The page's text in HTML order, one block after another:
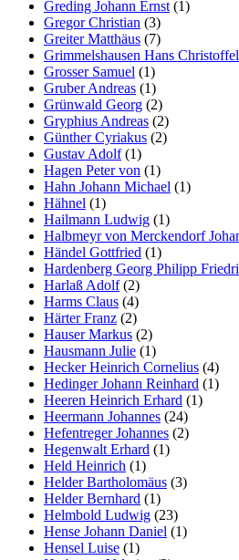
Greding Johann Ernst (1)
Gregor Christian (3)
Greiter Matthäus (7)
Grimmelshausen Hans
Grosser Samuel (1)
Gruber Andreas (1)
Grünwald Georg (2)
Gryphius Andreas (2)
Günther Cyriakus (2)
Gustav Adolf(1)
Hagen Peter von (1)
Hahn Johann Michael (1)
Hähnel (1)
Hailmann Ludwig (1)
Halbmeyr von Merckendorf
Händel Gottfried (1)
Hardenberg Georg Philipp
Harlaß Adolf(2)
Harms Claus (4)
Härter Franz (2)
Hauser Markus (2)
Hausmann Julie (1)
Hecker Heinrich Cornelius (4)
Hedinger Johann Reinhard (1)
Heeren Heinrich Erhard (1)
Heermann Johannes (24)
Hefentreger Johannes (2)
Hegenwalt Erhard (1)
Held Heinrich (1)
Helder Bartholomäus (3)
Helder Bernhard (1)
Helmbold Ludwig (23)
Hense Johann Daniel (1)
Hensel Luise (1)